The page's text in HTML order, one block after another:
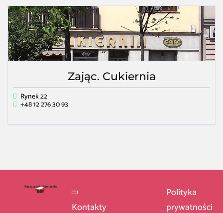
Zając. Cukiernia
Rynek 22
+48 12 276 30 93
Kontakty
Polityka
prywatności